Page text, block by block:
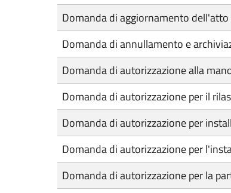
Domanda di aggiornamento
Domanda di annullamento e
Domanda di autorizzazione alla
Domanda di autorizzazione per il
Domanda di autorizzazione per
Domanda di autorizzazione per
Domanda di autorizzazione per la